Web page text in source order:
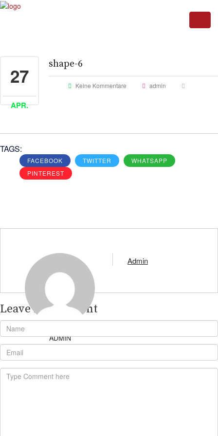
27
APR.
shape-6
Keine Kommentare admin
TAGS:
FACEBOOK TWITTER
WHATSAPP
PINTEREST
ADMIN
Admin
Leave A Comment